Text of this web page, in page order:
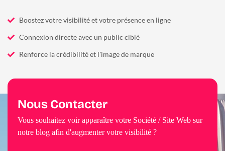
Boostez votre visibilité et votre présence en ligne
Connexion directe avec un public ciblé
Renforce la crédibilité et l'image de marque
Nous Contacter
Vous souhaitez voir apparaître votre Société / Site Web sur
notre blog afin d'augmenter votre visibilité ?